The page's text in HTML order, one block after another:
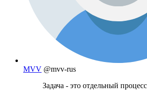
MVV @mvv-rus
Задача - это отдельный